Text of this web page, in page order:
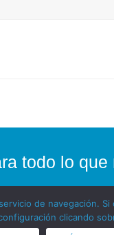
todo lo
de navegación.
clicando